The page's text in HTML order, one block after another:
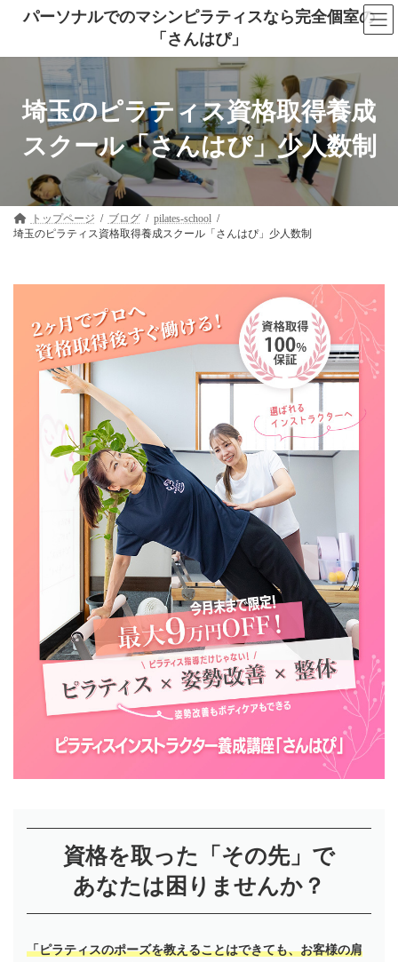
ン
ー
パーソナルでのマシンピラティスなら完全個室の
「さんはぴ」
埼玉のピラティス資格取得養成
スクール「さんはぴ」少人数制
トップページ ブログ
pilates-school
埼玉のピラティス資格取得養成スクール「さんはぴ」少人数制
資格を取った「その先」で
あなたは困りませんか？
「ピラティスのポーズを教えることはできても、お客様の肩